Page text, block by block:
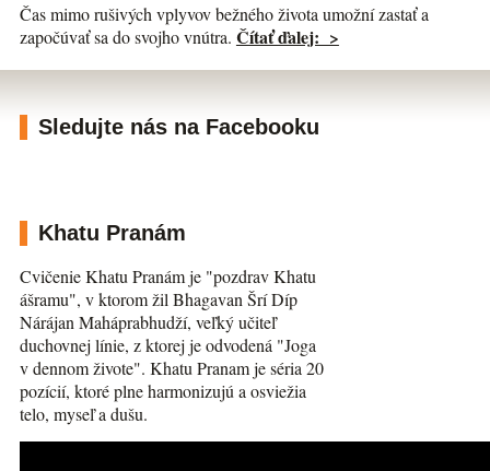
Čas mimo rušivých vplyvov bežného života umožní zastať a
započúvať sa do svojho vnútra. Čítať ďalej: >
Sledujte nás na Facebooku
Khatu Pranám
Cvičenie Khatu Pranám je "pozdrav Khatu
ášramu", v ktorom žil Bhagavan Šrí Díp
Nárájan Maháprabhudží, veľký učiteľ
duchovnej línie, z ktorej je odvodená "Joga
v dennom živote". Khatu Pranam je séria 20
pozícií, ktoré plne harmonizujú a osviežia
telo, myseľ a dušu.